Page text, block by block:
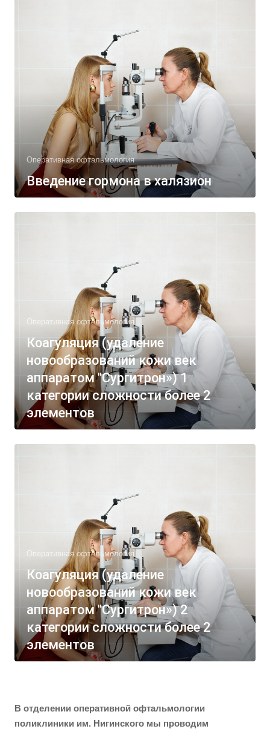
Оперативная офтальмология
Введение гормона в халязион
Оперативная офтальмология
Коагуляция (удаление
новообразований кожи век
аппаратом "Сургитрон») 1
категории сложности более 2
элементов
Оперативная офтальмология
Коагуляция (удаление
новообразований кожи век
аппаратом "Сургитрон») 2
категории сложности более 2
элементов
В отделении оперативной офтальмологии
поликлиники им. Нигинского мы проводим